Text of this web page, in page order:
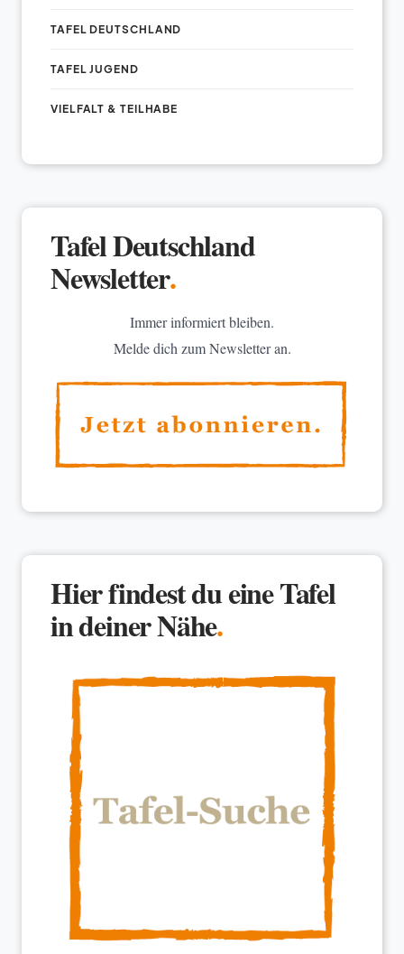
TAFEL DEUTSCHLAND
TAFEL JUGEND
VIELFALT & TEILHABE
Tafel Deutschland
Newsletter.
Immer informiert bleiben.
Melde dich zum Newsletter an.
Hier findest du eine Tafel
in deiner Nähe.